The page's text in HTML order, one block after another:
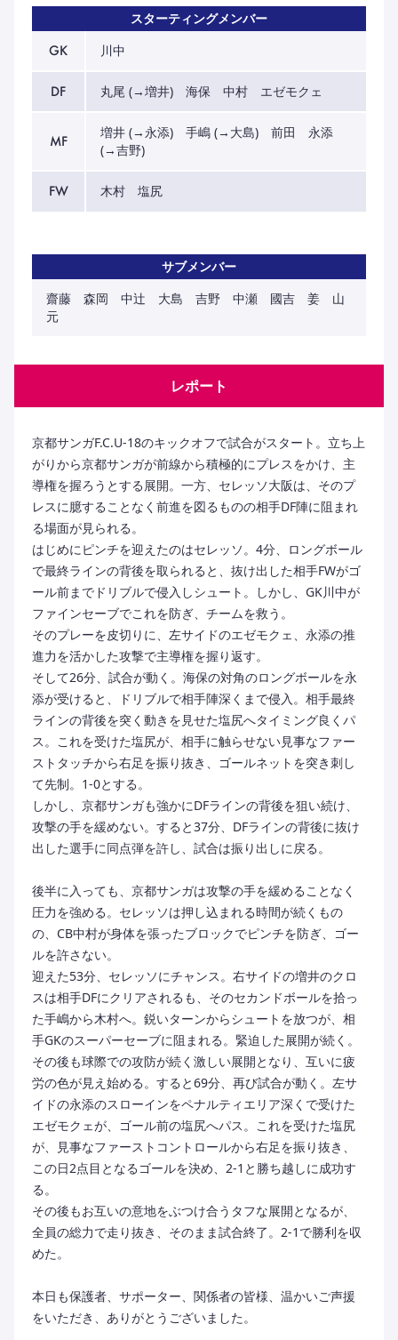
スターティングメンバー
GK
川中
DF 丸尾 (→増井) 海保 中村 エゼモクェ
MF
増井 (→永添) 手嶋 (→大島) 前田 永添
(→吉野)
FW 木村 塩尻
サブメンバー
齋藤 森岡 中辻 大島 吉野 中瀬 國吉 姜 山
元
レポート
京都サンガF.C.U-18のキックオフで試合がスタート。立ち上
がりから京都サンガが前線から積極的にプレスをかけ、主
導権を握ろうとする展開。一方、セレッソ大阪は、そのプ
レスに臆することなく前進を図るものの相手DF陣に阻まれ
る場面が見られる。
はじめにピンチを迎えたのはセレッソ。4分、ロングボール
で最終ラインの背後を取られると、抜け出した相手FWがゴ
ール前までドリブルで侵入しシュート。しかし、GK川中が
ファインセーブでこれを防ぎ、チームを救う。
そのプレーを皮切りに、左サイドのエゼモクェ、永添の推
進力を活かした攻撃で主導権を握り返す。
そして26分、試合が動く。海保の対角のロングボールを永
添が受けると、ドリブルで相手陣深くまで侵入。相手最終
ラインの背後を突く動きを見せた塩尻へタイミング良くパ
ス。これを受けた塩尻が、相手に触らせない見事なファー
ストタッチから右足を振り抜き、ゴールネットを突き刺し
て先制。1-0とする。
しかし、京都サンガも強かにDFラインの背後を狙い続け、
攻撃の手を緩めない。すると37分、DFラインの背後に抜け
出した選手に同点弾を許し、試合は振り出しに戻る。
後半に入っても、京都サンガは攻撃の手を緩めることなく
圧力を強める。セレッソは押し込まれる時間が続くもの
の、CB中村が身体を張ったブロックでピンチを防ぎ、ゴー
ルを許さない。
迎えた53分、セレッソにチャンス。右サイドの増井のクロ
スは相手DFにクリアされるも、そのセカンドボールを拾っ
た手嶋から木村へ。鋭いターンからシュートを放つが、相
手GKのスーパーセーブに阻まれる。緊迫した展開が続く。
その後も球際での攻防が続く激しい展開となり、互いに疲
労の色が見え始める。すると69分、再び試合が動く。左サ
イドの永添のスローインをペナルティエリア深くで受けた
エゼモクェが、ゴール前の塩尻へパス。これを受けた塩尻
が、見事なファーストコントロールから右足を振り抜き、
この日2点目となるゴールを決め、2-1と勝ち越しに成功す
る。
その後もお互いの意地をぶつけ合うタフな展開となるが、
全員の総力で走り抜き、そのまま試合終了。2-1で勝利を収
めた。
本日も保護者、サポーター、関係者の皆様、温かいご声援
をいただき、ありがとうございました。